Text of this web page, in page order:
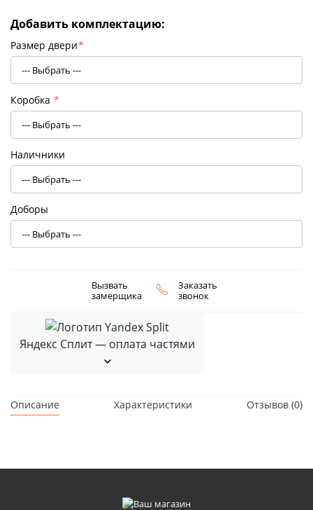
Добавить комплектацию:
Размер двери*
Коробка *
Наличники
Доборы
Вызвать
замерщика
Заказать
звонок
Яндекс Сплит — оплата частями
Описание Характеристики Отзывов (0)